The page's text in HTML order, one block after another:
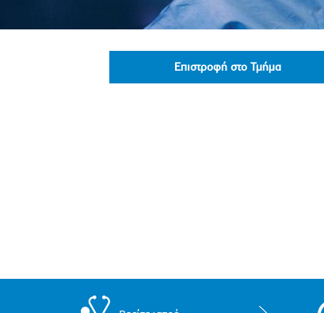
Πολιτική
Πολιτικές
Πολιτική
Επιτροπή
Κανονισμός
Κανονισμός
Διεύθυνση
Έκθεσης
Έκθεση
Πολιτική
Επιστροφή στο Τμήμα